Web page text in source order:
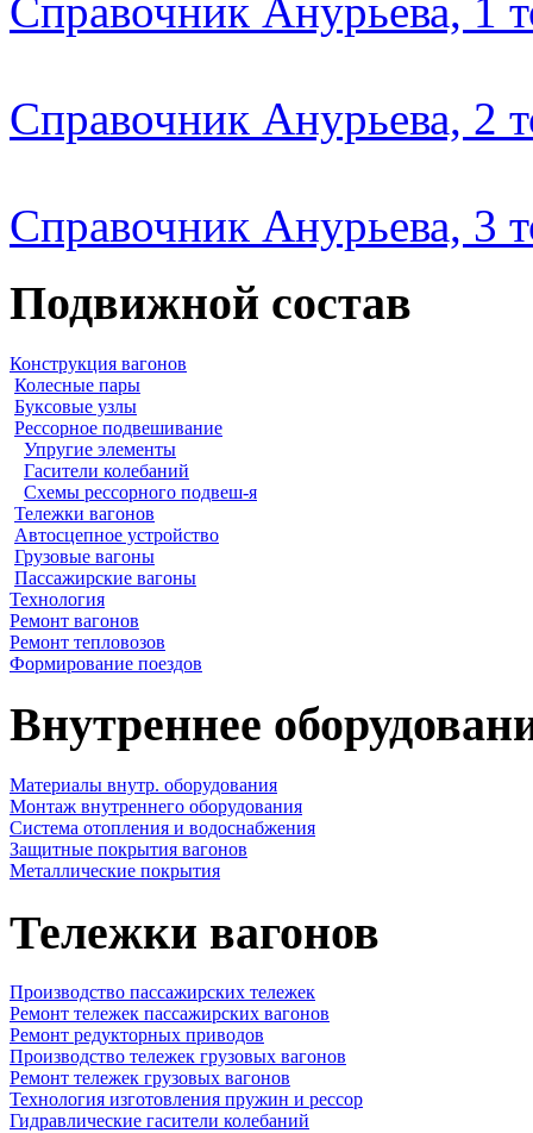
Справочник Анурьева, 1
Справочник Анурьева, 2
Справочник Анурьева, 3
Подвижной состав
Конструкция вагонов
Колесные пары
Буксовые узлы
Рессорное подвешивание
Упругие элементы
Гасители колебаний
Схемы рессорного подвеш-я
Тележки вагонов
Автосцепное устройство
Грузовые вагоны
Пассажирские вагоны
Технология
Ремонт вагонов
Ремонт тепловозов
Формирование поездов
Внутреннее
Материалы внутр. оборудования
Монтаж внутреннего оборудования
Cистема отопления и водоснабжения
Защитные покрытия вагонов
Металлические покрытия
Тележки вагонов
Производство пассажирских тележек
Ремонт тележек пассажирских вагонов
Ремонт редукторных приводов
Производство тележек грузовых вагонов
Ремонт тележек грузовых вагонов
Технология изготовления пружин и рессор
Гидравлические гасители колебаний